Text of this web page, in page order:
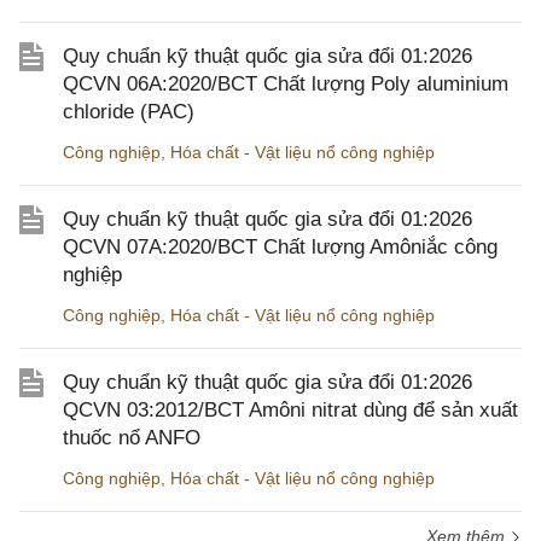
Quy chuẩn kỹ thuật quốc gia sửa đổi 01:2026
QCVN 06A:2020/BCT Chất lượng Poly aluminium
chloride (PAC)
Công nghiệp Hóa chất - Vật liệu nổ công nghiệp
Quy chuẩn kỹ thuật quốc gia sửa đổi 01:2026
QCVN 07A:2020/BCT Chất lượng Amôniắc công
nghiệp
Công nghiệp Hóa chất - Vật liệu nổ công nghiệp
Quy chuẩn kỹ thuật quốc gia sửa đổi 01:2026
QCVN 03:2012/BCT Amôni nitrat dùng để sản xuất
thuốc nổ ANFO
Công nghiệp Hóa chất - Vật liệu nổ công nghiệp
Xem thêm